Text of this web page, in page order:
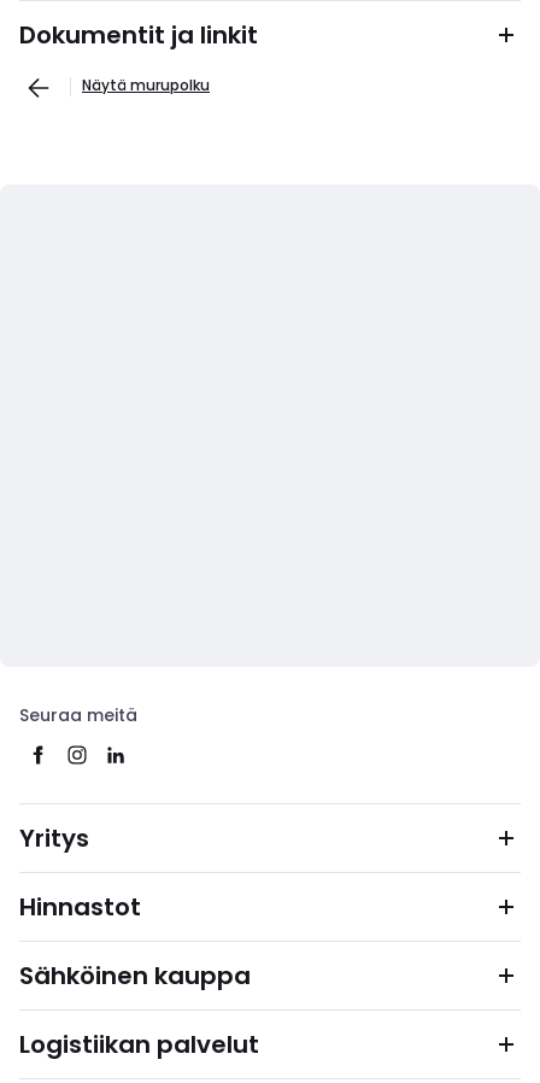
Dokumentit ja linkit
Näytä murupolku
Seuraa meitä
Yritys
Hinnastot
Sähköinen kauppa
Logistiikan palvelut